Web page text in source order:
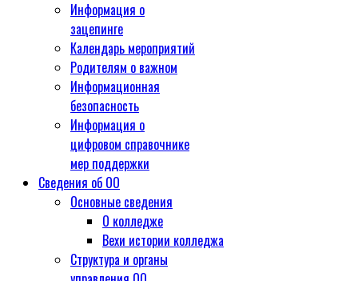
Информация о
зацепинге
Календарь мероприятий
Родителям о важном
Информационная
безопасность
Информация о
цифровом справочнике
мер поддержки
Сведения об ОО
Основные сведения
О колледже
Вехи истории колледжа
Структура и органы